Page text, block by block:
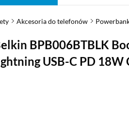
Akcesoria do telefonów
BPB006BTBLK
USB-C PD 18W